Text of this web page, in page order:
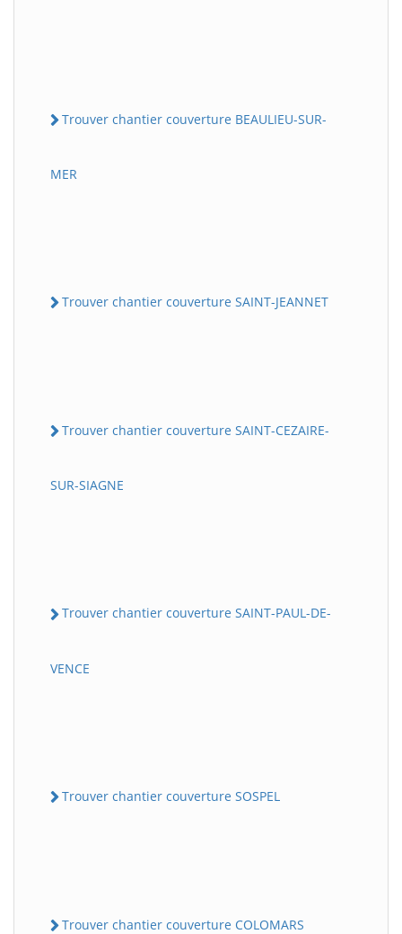
Trouver chantier couverture BEAULIEU-SUR-
MER
Trouver chantier couverture SAINT-JEANNET
Trouver chantier couverture SAINT-CEZAIRE-
SUR-SIAGNE
Trouver chantier couverture SAINT-PAUL-DE-
VENCE
Trouver chantier couverture SOSPEL
Trouver chantier couverture COLOMARS